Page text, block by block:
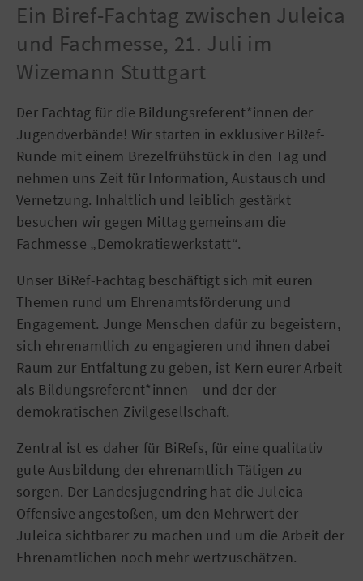
Ein Biref-Fachtag zwischen Juleica
und Fachmesse, 21. Juli im
Wizemann Stuttgart
Der Fachtag für die Bildungsreferent*innen der
Jugendverbände! Wir starten in exklusiver BiRef-
Runde mit einem Brezelfrühstück in den Tag und
nehmen uns Zeit für Information, Austausch und
Vernetzung. Inhaltlich und leiblich gestärkt
besuchen wir gegen Mittag gemeinsam die
Fachmesse „Demokratiewerkstatt“.
Unser BiRef-Fachtag beschäftigt sich mit euren
Themen rund um Ehrenamtsförderung und
Engagement. Junge Menschen dafür zu begeistern,
sich ehrenamtlich zu engagieren und ihnen dabei
Raum zur Entfaltung zu geben, ist Kern eurer Arbeit
als Bildungsreferent*innen – und der der
demokratischen Zivilgesellschaft.
Zentral ist es daher für BiRefs, für eine qualitativ
gute Ausbildung der ehrenamtlich Tätigen zu
sorgen. Der Landesjugendring hat die Juleica-
Offensive angestoßen, um den Mehrwert der
Juleica sichtbarer zu machen und um die Arbeit der
Ehrenamtlichen noch mehr wertzuschätzen.